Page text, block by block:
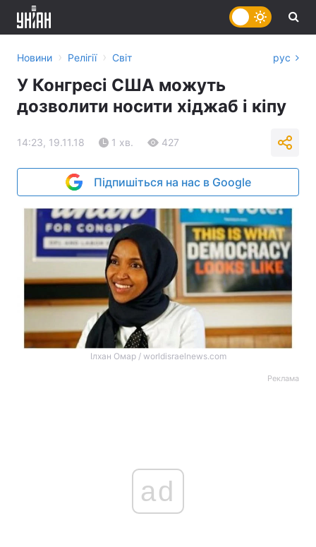
Новини › Релігії › Світ рус
У Конгресі США можуть
дозволити носити хіджаб і кіпу
14:23, 19.11.18 1 хв. 427
Підпишіться на нас в Google
Ілхан Омар / worldisraelnews.com
Реклама
ad